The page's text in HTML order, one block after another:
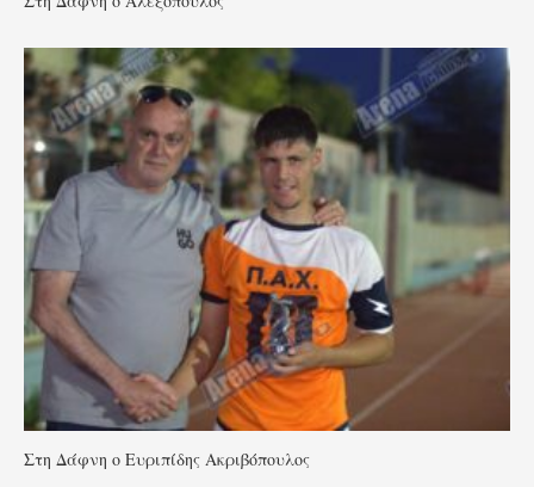
Στη Δάφνη ο Ευριπίδης Ακριβόπουλος